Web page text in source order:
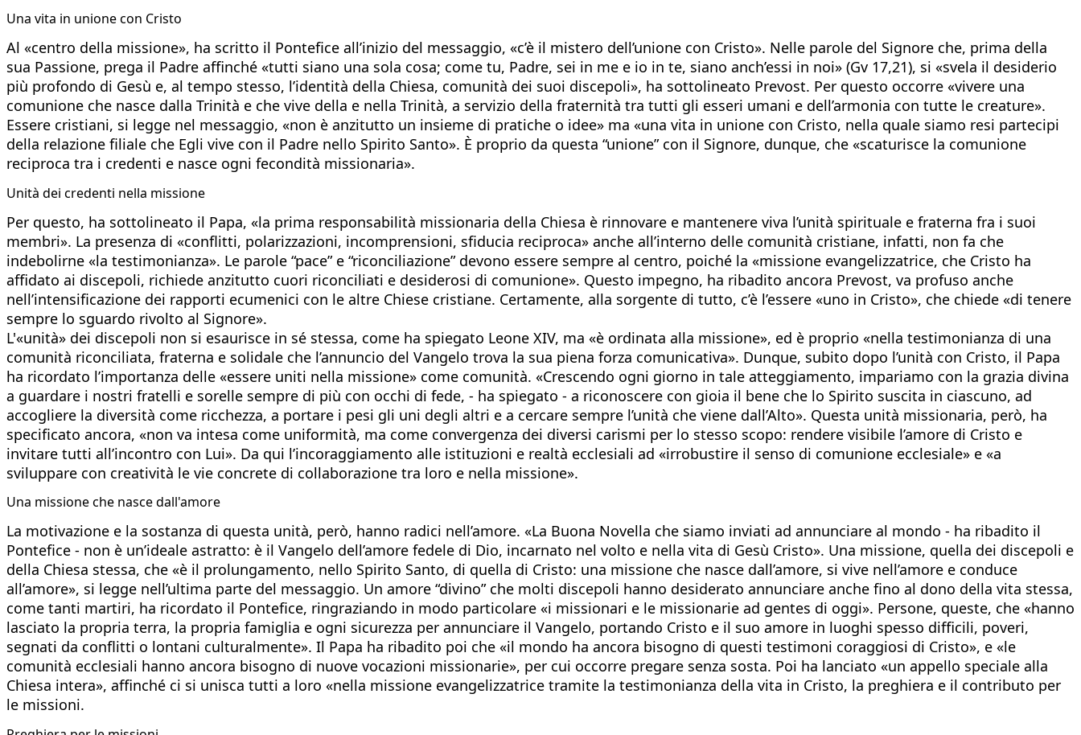
Una vita in unione con Cristo
Al «centro della missione», ha scritto il Pontefice all’inizio del messaggio, «c’è il mistero dell’unione con Cristo». Nelle parole del Signore che, prima della
sua Passione, prega il Padre affinché «tutti siano una sola cosa; come tu, Padre, sei in me e io in te, siano anch’essi in noi» (Gv 17,21), si «svela il desiderio
più profondo di Gesù e, al tempo stesso, l’identità della Chiesa, comunità dei suoi discepoli», ha sottolineato Prevost. Per questo occorre «vivere una
comunione che nasce dalla Trinità e che vive della e nella Trinità, a servizio della fraternità tra tutti gli esseri umani e dell’armonia con tutte le creature».
Essere cristiani, si legge nel messaggio, «non è anzitutto un insieme di pratiche o idee» ma «una vita in unione con Cristo, nella quale siamo resi partecipi
della relazione filiale che Egli vive con il Padre nello Spirito Santo». È proprio da questa “unione” con il Signore, dunque, che «scaturisce la comunione
reciproca tra i credenti e nasce ogni fecondità missionaria».
Unità dei credenti nella missione
Per questo, ha sottolineato il Papa, «la prima responsabilità missionaria della Chiesa è rinnovare e mantenere viva l’unità spirituale e fraterna fra i suoi
membri». La presenza di «conflitti, polarizzazioni, incomprensioni, sfiducia reciproca» anche all’interno delle comunità cristiane, infatti, non fa che
indebolirne «la testimonianza». Le parole “pace” e “riconciliazione” devono essere sempre al centro, poiché la «missione evangelizzatrice, che Cristo ha
affidato ai discepoli, richiede anzitutto cuori riconciliati e desiderosi di comunione». Questo impegno, ha ribadito ancora Prevost, va profuso anche
nell’intensificazione dei rapporti ecumenici con le altre Chiese cristiane. Certamente, alla sorgente di tutto, c’è l’essere «uno in Cristo», che chiede «di tenere
sempre lo sguardo rivolto al Signore».
L'«unità» dei discepoli non si esaurisce in sé stessa, come ha spiegato Leone XIV, ma «è ordinata alla missione», ed è proprio «nella testimonianza di una
comunità riconciliata, fraterna e solidale che l’annuncio del Vangelo trova la sua piena forza comunicativa». Dunque, subito dopo l’unità con Cristo, il Papa
ha ricordato l’importanza delle «essere uniti nella missione» come comunità. «Crescendo ogni giorno in tale atteggiamento, impariamo con la grazia divina
a guardare i nostri fratelli e sorelle sempre di più con occhi di fede, - ha spiegato - a riconoscere con gioia il bene che lo Spirito suscita in ciascuno, ad
accogliere la diversità come ricchezza, a portare i pesi gli uni degli altri e a cercare sempre l’unità che viene dall’Alto». Questa unità missionaria, però, ha
specificato ancora, «non va intesa come uniformità, ma come convergenza dei diversi carismi per lo stesso scopo: rendere visibile l’amore di Cristo e
invitare tutti all’incontro con Lui». Da qui l’incoraggiamento alle istituzioni e realtà ecclesiali ad «irrobustire il senso di comunione ecclesiale» e «a
sviluppare con creatività le vie concrete di collaborazione tra loro e nella missione».
Una missione che nasce dall'amore
La motivazione e la sostanza di questa unità, però, hanno radici nell’amore. «La Buona Novella che siamo inviati ad annunciare al mondo - ha ribadito il
Pontefice - non è un’ideale astratto: è il Vangelo dell’amore fedele di Dio, incarnato nel volto e nella vita di Gesù Cristo». Una missione, quella dei discepoli e
della Chiesa stessa, che «è il prolungamento, nello Spirito Santo, di quella di Cristo: una missione che nasce dall’amore, si vive nell’amore e conduce
all’amore», si legge nell’ultima parte del messaggio. Un amore “divino” che molti discepoli hanno desiderato annunciare anche fino al dono della vita stessa,
come tanti martiri, ha ricordato il Pontefice, ringraziando in modo particolare «i missionari e le missionarie ad gentes di oggi». Persone, queste, che «hanno
lasciato la propria terra, la propria famiglia e ogni sicurezza per annunciare il Vangelo, portando Cristo e il suo amore in luoghi spesso difficili, poveri,
segnati da conflitti o lontani culturalmente». Il Papa ha ribadito poi che «il mondo ha ancora bisogno di questi testimoni coraggiosi di Cristo», e «le
comunità ecclesiali hanno ancora bisogno di nuove vocazioni missionarie», per cui occorre pregare senza sosta. Poi ha lanciato «un appello speciale alla
Chiesa intera», affinché ci si unisca tutti a loro «nella missione evangelizzatrice tramite la testimonianza della vita in Cristo, la preghiera e il contributo per
le missioni.